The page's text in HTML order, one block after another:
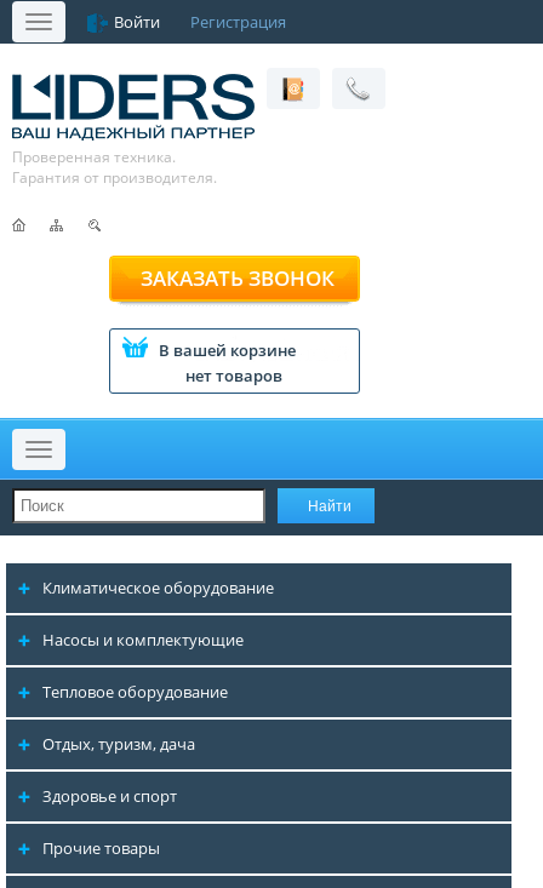
Меню Войти Регистрация
Проверенная техника.
Гарантия от производителя.
ЗАКАЗАТЬ ЗВОНОК
В вашей корзине
нет товаров
Меню
Климатическое оборудование
Насосы и комплектующие
Тепловое оборудование
Отдых, туризм, дача
Здоровье и спорт
Прочие товары